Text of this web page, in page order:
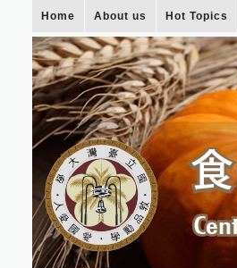
Home About us Hot Topics